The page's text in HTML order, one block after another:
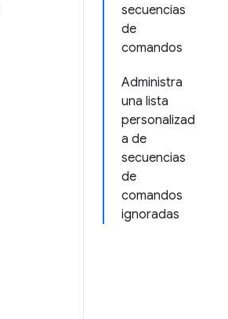
secuencias
de
comandos
Administra
una lista
personalizad
a de
secuencias
de
comandos
ignoradas